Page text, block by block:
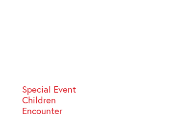
Special Event
Children
Encounter